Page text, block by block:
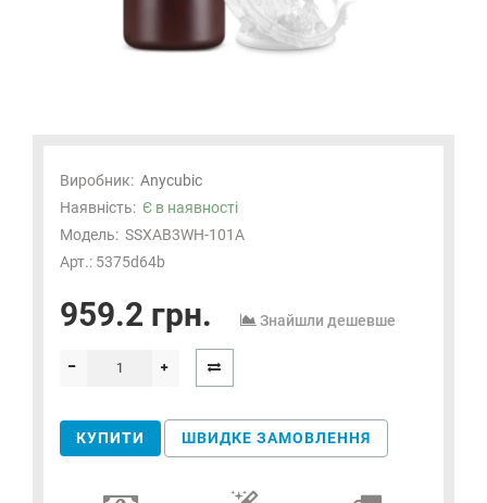
Виробник: Anycubic
Наявність: Є в наявності
Модель: SSXAB3WH-101A
Арт.: 5375d64b
959.2 грн. Знайшли дешевше
КУПИТИ ШВИДКЕ ЗАМОВЛЕННЯ